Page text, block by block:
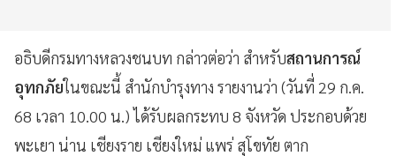
อธิบดีกรมทางหลวงชนบท กล่าวต่อว่า สำหรับสถานการณ์
อุทกภัยในขณะนี้ สำนักบำรุงทาง รายงานว่า (วันที่ 29 ก.ค.
68 เวลา 10.00 น.) ได้รับผลกระทบ 8 จังหวัด ประกอบด้วย
พะเยา น่าน เชียงราย เชียงใหม่ แพร่ สุโขทัย ตาก